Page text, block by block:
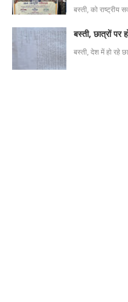
बस्ती, को राष्ट्रीय
बस्ती, छात्रों पर
बस्ती, देश में हो रहे